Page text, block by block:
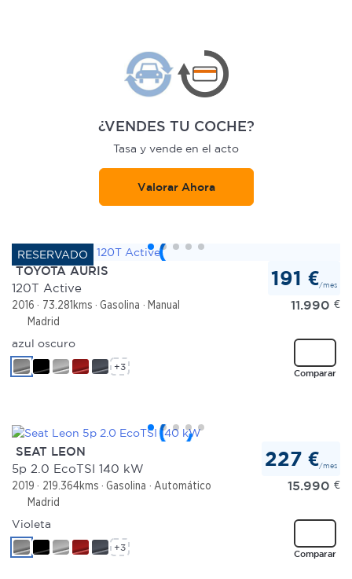
¿VENDES TU COCHE?
Tasa y vende en el acto
Valorar Ahora
TOYOTA AURIS
120T Active
2016 73.281kms Gasolina
Manual
Madrid
191 €/mes
11.990 €
Comparar
azul oscuro
+3
SEAT LEON
5p 2.0 EcoTSI 140 kW
2019 219.364kms Gasolina
Automático
Madrid
227 €/mes
15.990 €
Comparar
Violeta
+3